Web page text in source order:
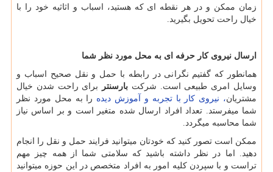
زمان ممکن و در هر نقطه ای که هستید، اسباب و اثاثیه خود را با
خیال راحت تحویل بگیرید.
ارسال نیروی کار حرفه ای به محل مورد نظر شما
همانطور که گفتیم نگرانی در رابطه با حمل و نقل صحیح اسباب و
وسایل امری طبیعی است. شرکت بارسنتر برای راحت شدن خیال
مشتریان، نیروی کار با تجربه و آموزش دیده را به محل مورد نظر
شما میفرستد. تعداد افراد ارسال شده متغیر است و بر اساس نیاز
شما محاسبه میگردد.
ممکن است تصور کنید که خودتان میتوانید فرایند حمل و نقل را انجام
دهید. اما در نظر داشته باشید که سلامتی شما از همه چیز مهم
تراست و با سپردن کلیه امور به افراد متخصص در این حوزه میتوانید